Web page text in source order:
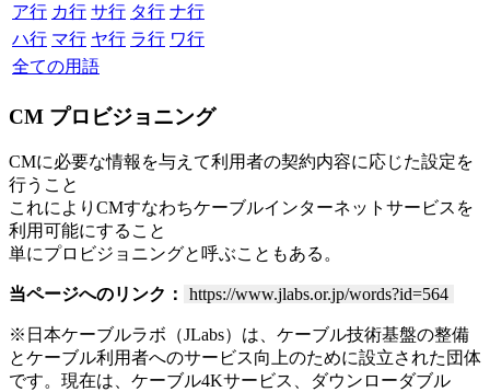
ア行 カ行 サ行 タ行 ナ行
ハ行 マ行 ヤ行 ラ行 ワ行
全ての用語
CM プロビジョニング
CMに必要な情報を与えて利用者の契約内容に応じた設定を
行うこと
これによりCMすなわちケーブルインターネットサービスを
利用可能にすること
単にプロビジョニングと呼ぶこともある。
当ページへのリンク： https://www.jlabs.or.jp/words?id=564
※日本ケーブルラボ（JLabs）は、ケーブル技術基盤の整備
とケーブル利用者へのサービス向上のために設立された団体
です。現在は、ケーブル4Kサービス、ダウンローダブル